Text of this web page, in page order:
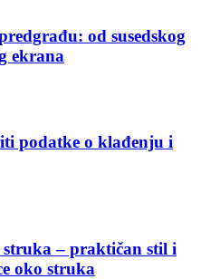
od susedskog
ekrana
podatke o klađenju i
– praktičan stil i
oko struka